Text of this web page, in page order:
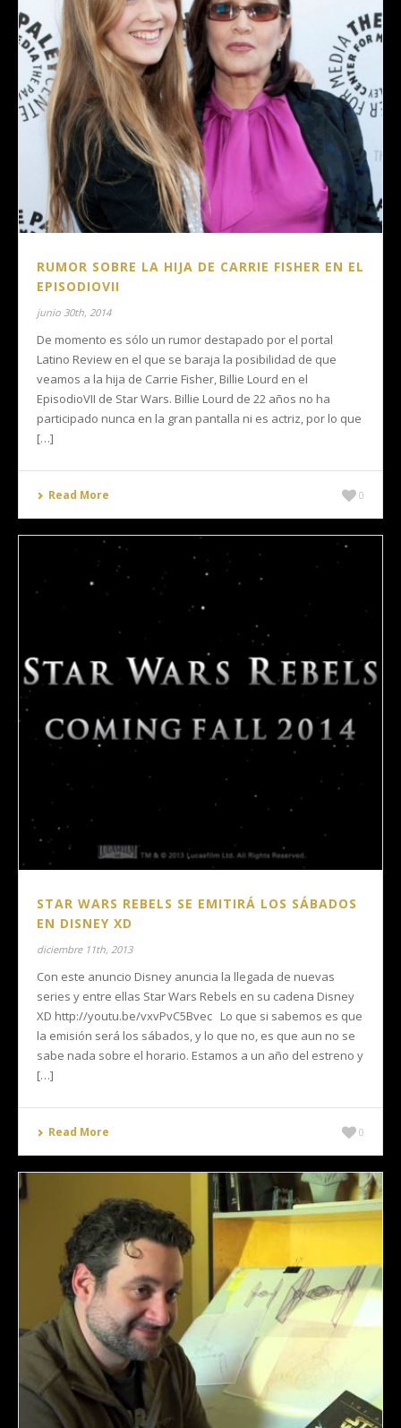
RUMOR SOBRE LA HIJA DE CARRIE FISHER EN EL
EPISODIOVII
junio 30th, 2014
De momento es sólo un rumor destapado por el portal
Latino Review en el que se baraja la posibilidad de que
veamos a la hija de Carrie Fisher, Billie Lourd en el
EpisodioVII de Star Wars. Billie Lourd de 22 años no ha
participado nunca en la gran pantalla ni es actriz, por lo que
[…]
Read More 0
STAR WARS REBELS SE EMITIRÁ LOS SÁBADOS
EN DISNEY XD
diciembre 11th, 2013
Con este anuncio Disney anuncia la llegada de nuevas
series y entre ellas Star Wars Rebels en su cadena Disney
XD http://youtu.be/vxvPvC5Bvec Lo que si sabemos es que
la emisión será los sábados, y lo que no, es que aun no se
sabe nada sobre el horario. Estamos a un año del estreno y
[…]
Read More 0